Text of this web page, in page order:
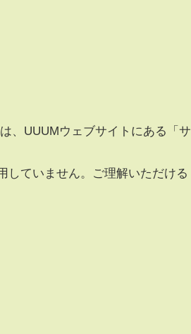
、UUUMウェブサイトにある「サ
していません。ご理解いただける